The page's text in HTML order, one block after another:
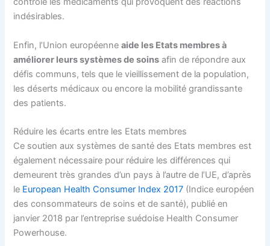
indésirables.
Enfin, l’Union européenneaide les Etats membres à
améliorer leurs systèmes de soins afin de répondre aux
défis communs, tels que le vieillissement de la population,
les déserts médicaux ou encore la mobilité grandissante
des patients.
Réduire les écarts entre les Etats membres
Ce soutien aux systèmes de santé des Etats membres est
également nécessaire pour réduire les différences qui
demeurent très grandes d’un pays à l’autre de l’UE, d’après
le European Health Consumer Index 2017 (Indice européen
des consommateurs de soins et de santé), publié en
janvier 2018 par l’entreprise suédoise Health Consumer
Powerhouse.